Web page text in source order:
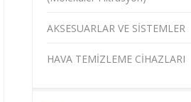
AKSESUARLAR VE SİSTEMLER
HAVA TEMİZLEME CİHAZLARI